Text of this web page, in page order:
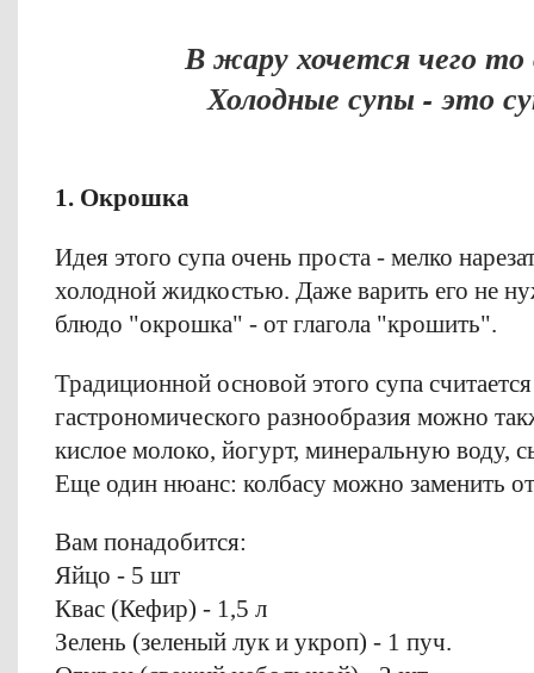
В жару хочется чего то
Холодные супы - это
1. Окрошка
Идея этого супа очень проста - мелко
холодной жидкостью. Даже варить его не
блюдо "окрошка" - от глагола "крошить".
Традиционной основой этого супа
гастрономического разнообразия можно
кислое молоко, йогурт, минеральную воду,
Еще один нюанс: колбасу можно заменить
Вам понадобится:
Яйцо - 5 шт
Квас (Кефир) - 1,5 л
Зелень (зеленый лук и укроп) - 1 пуч.